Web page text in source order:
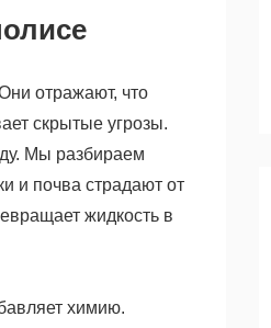
отражают, что
скрытые угрозы.
Мы разбираем
и почва страдают от
жидкость в
химию.